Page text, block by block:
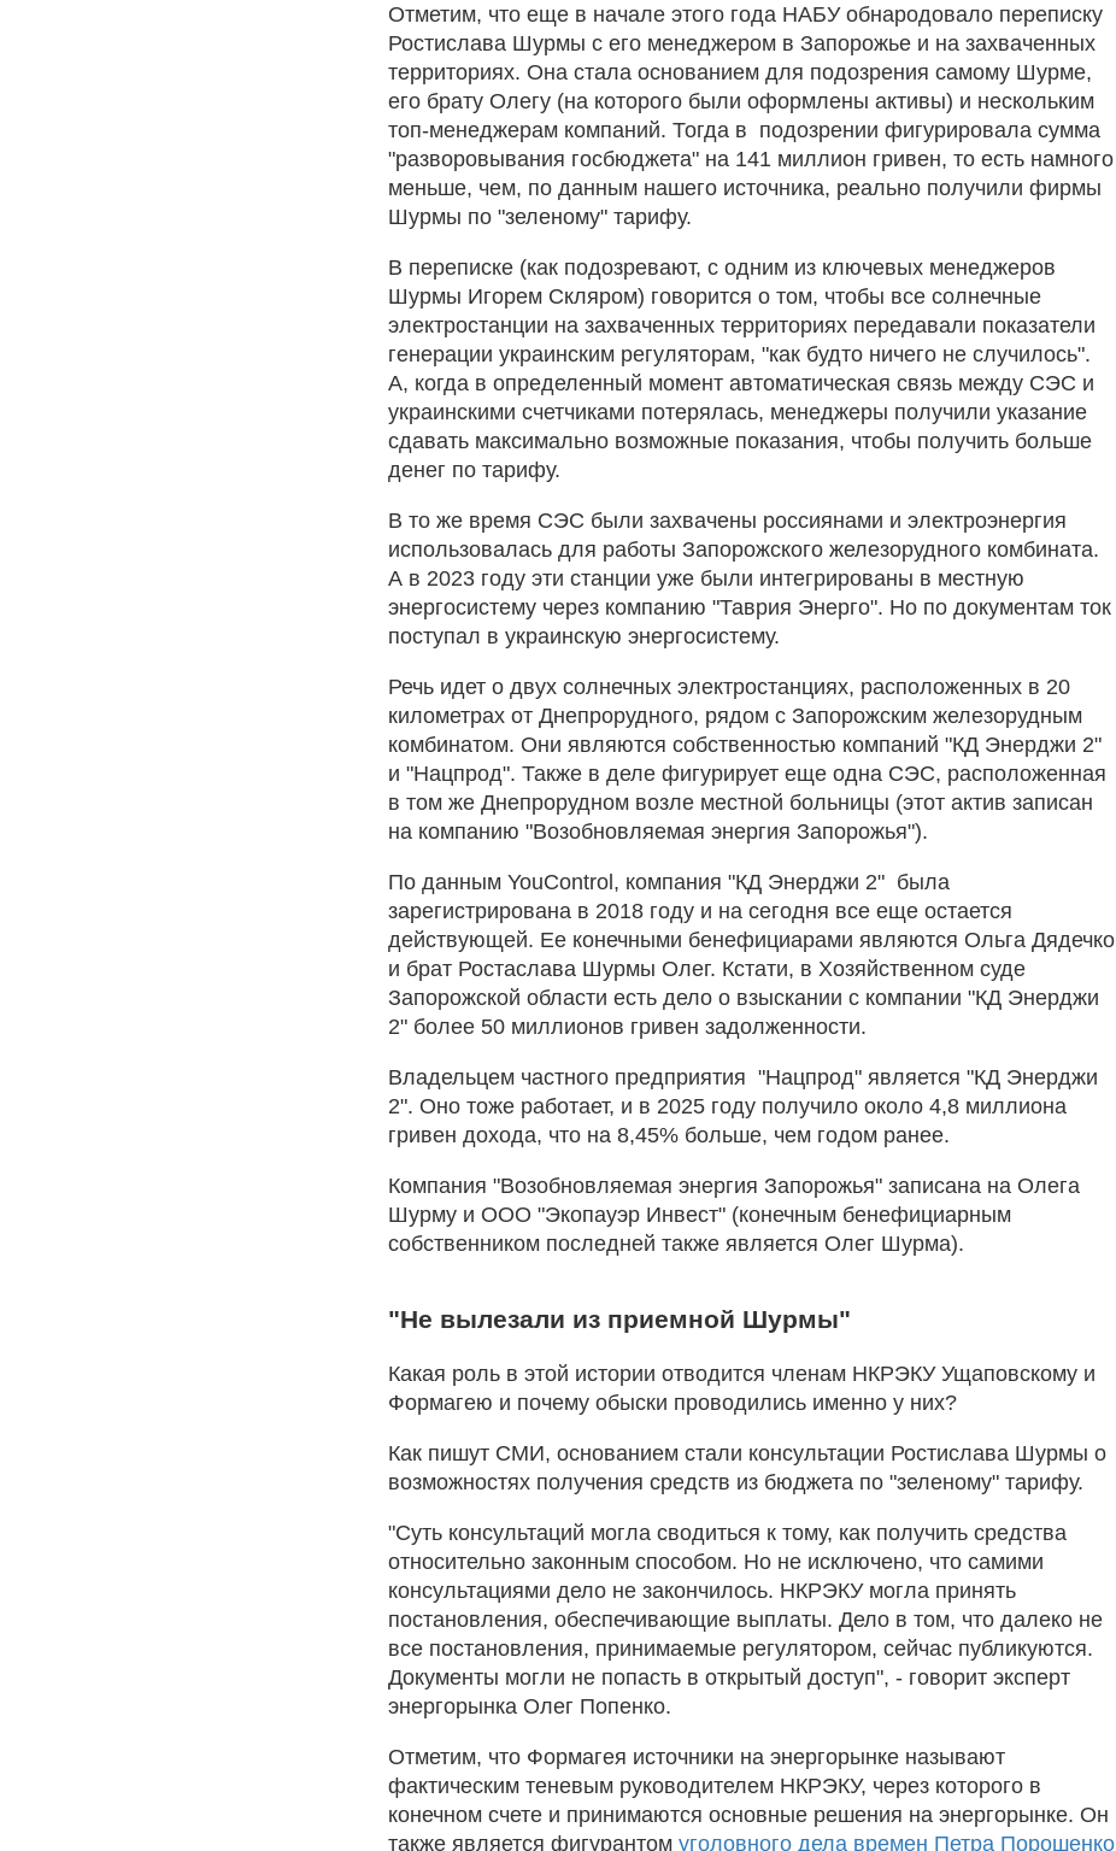
Отметим, что еще в начале этого года НАБУ обнародовало переписку
Ростислава Шурмы с его менеджером в Запорожье и на захваченных
территориях. Она стала основанием для подозрения самому Шурме,
его брату Олегу (на которого были оформлены активы) и нескольким
топ-менеджерам компаний. Тогда в подозрении фигурировала сумма
"разворовывания госбюджета" на 141 миллион гривен, то есть намного
меньше, чем, по данным нашего источника, реально получили фирмы
Шурмы по "зеленому" тарифу.
В переписке (как подозревают, с одним из ключевых менеджеров
Шурмы Игорем Скляром) говорится о том, чтобы все солнечные
электростанции на захваченных территориях передавали показатели
генерации украинским регуляторам, "как будто ничего не случилось".
А, когда в определенный момент автоматическая связь между СЭС и
украинскими счетчиками потерялась, менеджеры получили указание
сдавать максимально возможные показания, чтобы получить больше
денег по тарифу.
В то же время СЭС были захвачены россиянами и электроэнергия
использовалась для работы Запорожского железорудного комбината.
А в 2023 году эти станции уже были интегрированы в местную
энергосистему через компанию "Таврия Энерго". Но по документам ток
поступал в украинскую энергосистему.
Речь идет о двух солнечных электростанциях, расположенных в 20
километрах от Днепрорудного, рядом с Запорожским железорудным
комбинатом. Они являются собственностью компаний "КД Энерджи 2"
и "Нацпрод". Также в деле фигурирует еще одна СЭС, расположенная
в том же Днепрорудном возле местной больницы (этот актив записан
на компанию "Возобновляемая энергия Запорожья").
По данным YouControl, компания "КД Энерджи 2" была
зарегистрирована в 2018 году и на сегодня все еще остается
действующей. Ее конечными бенефициарами являются Ольга Дядечко
и брат Ростаслава Шурмы Олег. Кстати, в Хозяйственном суде
Запорожской области есть дело о взыскании с компании "КД Энерджи
2" более 50 миллионов гривен задолженности.
Владельцем частного предприятия "Нацпрод" является "КД Энерджи
2". Оно тоже работает, и в 2025 году получило около 4,8 миллиона
гривен дохода, что на 8,45% больше, чем годом ранее.
Компания "Возобновляемая энергия Запорожья" записана на Олега
Шурму и ООО "Экопауэр Инвест" (конечным бенефициарным
собственником последней также является Олег Шурма).
"Не вылезали из приемной Шурмы"
Какая роль в этой истории отводится членам НКРЭКУ Ущаповскому и
Формагею и почему обыски проводились именно у них?
Как пишут СМИ, основанием стали консультации Ростислава Шурмы о
возможностях получения средств из бюджета по "зеленому" тарифу.
"Суть консультаций могла сводиться к тому, как получить средства
относительно законным способом. Но не исключено, что самими
консультациями дело не закончилось. НКРЭКУ могла принять
постановления, обеспечивающие выплаты. Дело в том, что далеко не
все постановления, принимаемые регулятором, сейчас публикуются.
Документы могли не попасть в открытый доступ", - говорит эксперт
энергорынка Олег Попенко.
Отметим, что Формагея источники на энергорынке называют
фактическим теневым руководителем НКРЭКУ, через которого в
конечном счете и принимаются основные решения на энергорынке. Он
также является фигурантом уголовного дела времен Петра Порошенко